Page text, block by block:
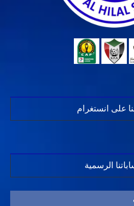
على انستغرام
الرسمية